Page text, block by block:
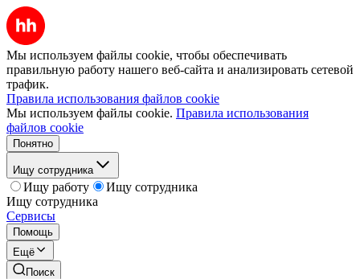
Мы используем файлы cookie, чтобы обеспечивать
правильную работу нашего веб-сайта и анализировать сетевой
трафик.
Правила использования файлов cookie
Мы используем файлы cookie. Правила использования
файлов cookie
Понятно
Ищу сотрудника
Ищу работу
Ищу сотрудника
Ищу сотрудника
Сервисы
Помощь
Ещё
Поиск